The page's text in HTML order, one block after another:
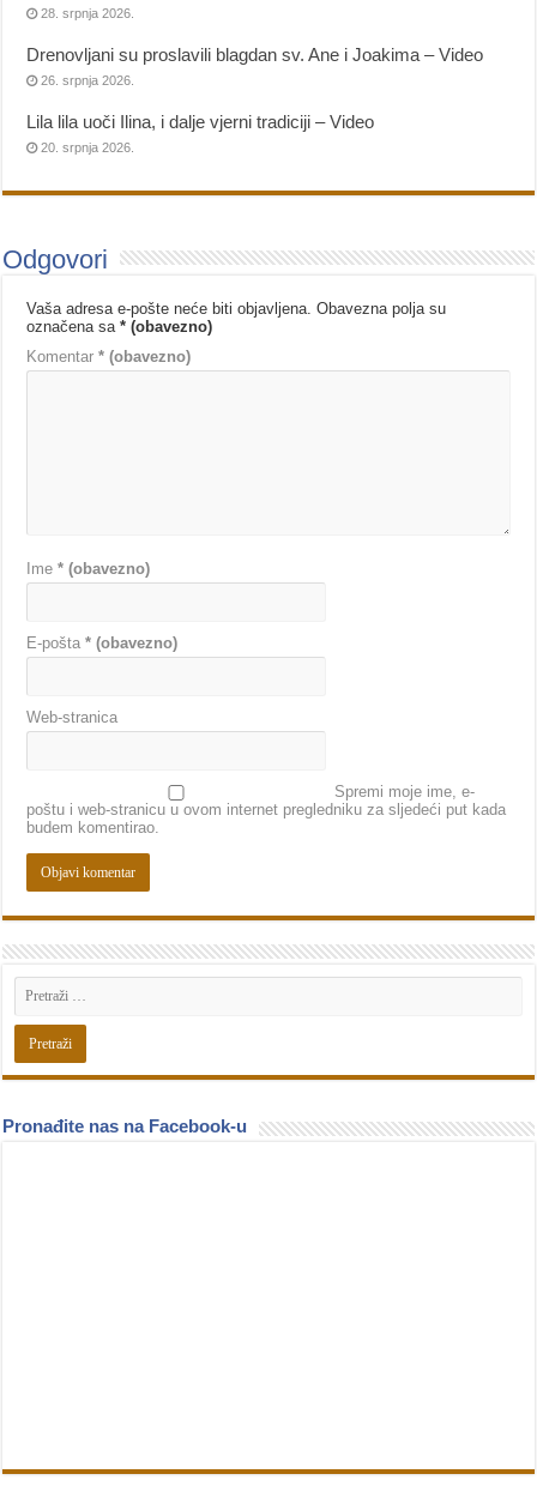
28. srpnja 2026.
Drenovljani su proslavili blagdan sv. Ane i Joakima – Video
26. srpnja 2026.
Lila lila uoči Ilina, i dalje vjerni tradiciji – Video
20. srpnja 2026.
Odgovori
Vaša adresa e-pošte neće biti objavljena. Obavezna polja su
označena sa* (obavezno)
Komentar* (obavezno)
Ime* (obavezno)
E-pošta* (obavezno)
Web-stranica
Spremi moje ime, e-
poštu i web-stranicu u ovom internet pregledniku za sljedeći put kada
budem komentirao.
Pronađite nas na Facebook-u